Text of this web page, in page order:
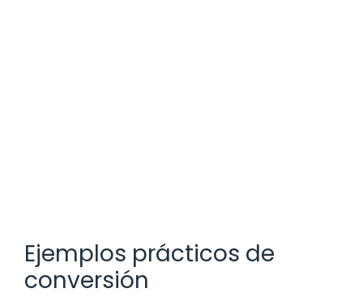
Ejemplos prácticos de
conversión